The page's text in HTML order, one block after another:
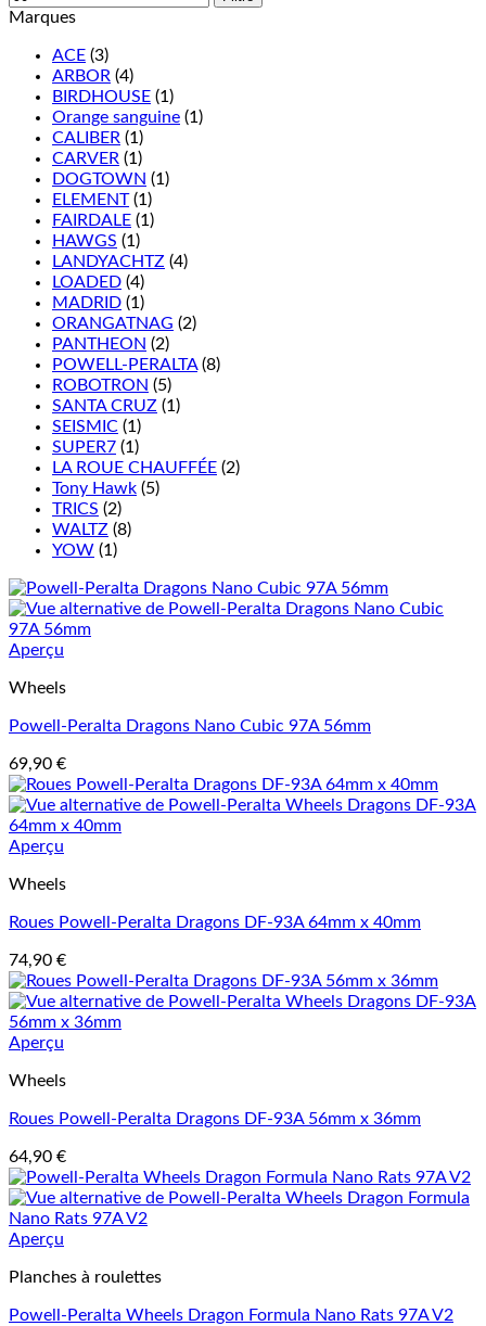
Marques
ACE (3)
ARBOR (4)
BIRDHOUSE (1)
Orange sanguine (1)
CALIBER (1)
CARVER (1)
DOGTOWN (1)
ELEMENT (1)
FAIRDALE (1)
HAWGS (1)
LANDYACHTZ (4)
LOADED (4)
MADRID (1)
ORANGATNAG (2)
PANTHEON (2)
POWELL-PERALTA (8)
ROBOTRON (5)
SANTA CRUZ (1)
SEISMIC (1)
SUPER7 (1)
LA ROUE CHAUFFÉE (2)
Tony Hawk (5)
TRICS (2)
WALTZ (8)
YOW (1)
Aperçu
Wheels
Powell-Peralta Dragons Nano Cubic 97A 56mm
69,90 €
Aperçu
Wheels
Roues Powell-Peralta Dragons DF-93A 64mm x 40mm
74,90 €
Aperçu
Wheels
Roues Powell-Peralta Dragons DF-93A 56mm x 36mm
64,90 €
Aperçu
Planches à roulettes
Powell-Peralta Wheels Dragon Formula Nano Rats 97A V2